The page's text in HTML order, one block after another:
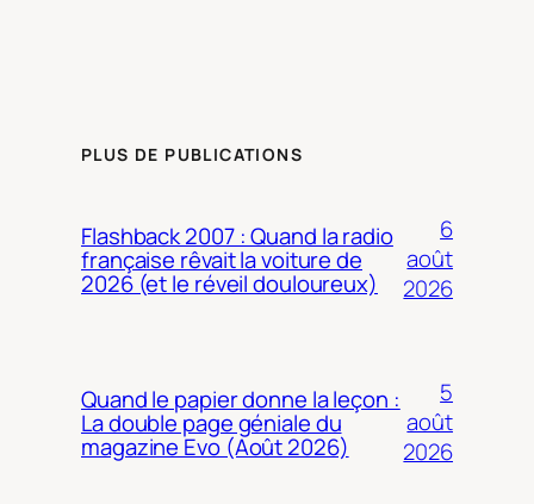
PLUS DE PUBLICATIONS
Flashback 2007 : Quand la radio
française rêvait la voiture de
2026 (et le réveil douloureux)
6
août
2026
Quand le papier donne la leçon :
La double page géniale du
magazine Evo (Août 2026)
5
août
2026